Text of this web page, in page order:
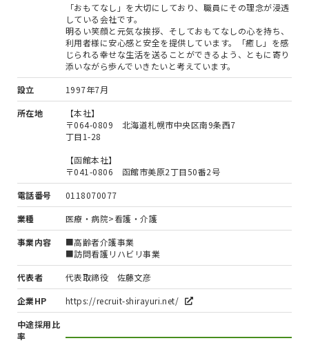
「おもてなし」を大切にしており、職員にその理念が浸透
している会社です。
明るい笑顔と元気な挨拶、そしておもてなしの心を持ち、
利用者様に安心感と安全を提供しています。「癒し」を感
じられる幸せな生活を送ることができるよう、ともに寄り
添いながら歩んでいきたいと考えています。
設立
1997年7月
所在地
【本社】
〒064-0809 北海道札幌市中央区南9条西7
丁目1-28
【函館本社】
〒041-0806 函館市美原2丁目50番2号
電話番号
0118070077
業種
医療・病院>看護・介護
事業内容
■高齢者介護事業
■訪問看護リハビリ事業
代表者
代表取締役 佐藤文彦
企業HP
https://recruit-shirayuri.net/
中途採用比
率